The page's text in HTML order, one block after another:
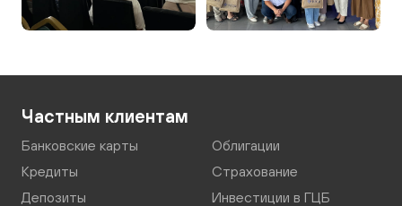
Частным клиентам
Банковские карты
Кредиты
Депозиты
Облигации
Страхование
Инвестиции в ГЦБ